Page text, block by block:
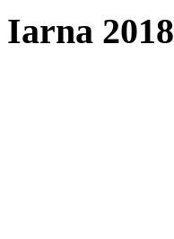
Iarna 2018